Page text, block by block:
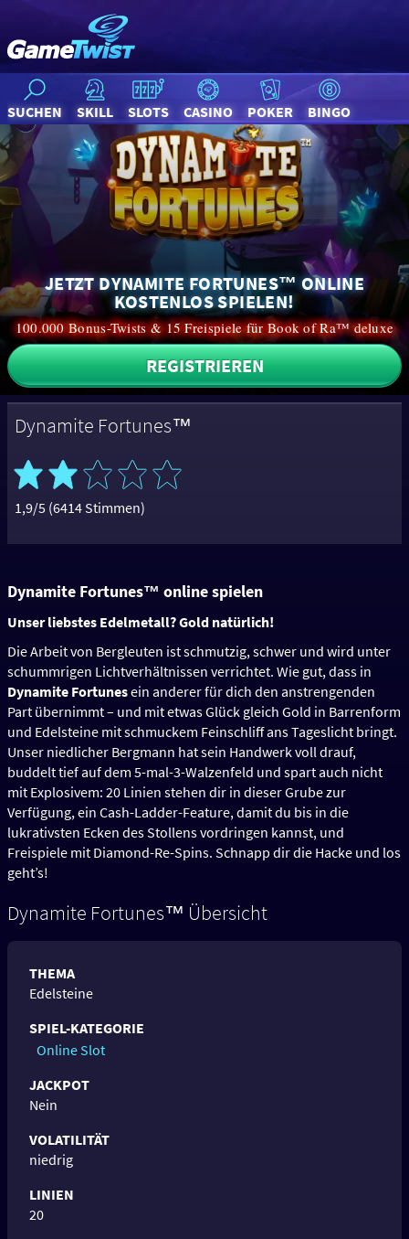
SUCHEN SKILL SLOTS CASINO POKER BINGO
JETZT DYNAMITE FORTUNES™ ONLINE
KOSTENLOS SPIELEN!
100.000 Bonus-Twists & 15 Freispiele für Book of Ra™ deluxe
REGISTRIEREN
Dynamite Fortunes™
1,9/5 (6414 Stimmen)
Dynamite Fortunes™ online spielen
Unser liebstes Edelmetall? Gold natürlich!
Die Arbeit von Bergleuten ist schmutzig, schwer und wird unter
schummrigen Lichtverhältnissen verrichtet. Wie gut, dass in
Dynamite Fortunesein anderer für dich den anstrengenden
Part übernimmt – und mit etwas Glück gleich Gold in Barrenform
und Edelsteine mit schmuckem Feinschliff ans Tageslicht bringt.
Unser niedlicher Bergmann hat sein Handwerk voll drauf,
buddelt tief auf dem 5-mal-3-Walzenfeld und spart auch nicht
mit Explosivem: 20 Linien stehen dir in dieser Grube zur
Verfügung, ein Cash-Ladder-Feature, damit du bis in die
lukrativsten Ecken des Stollens vordringen kannst, und
Freispiele mit Diamond-Re-Spins. Schnapp dir die Hacke und los
geht’s!
Dynamite Fortunes™ Übersicht
THEMA
Edelsteine
SPIEL-KATEGORIE
Online Slot
JACKPOT
Nein
VOLATILITÄT
niedrig
LINIEN
20